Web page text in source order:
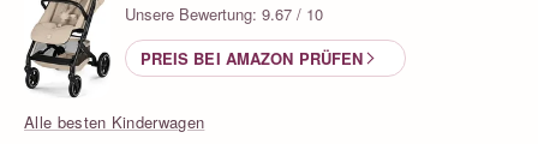
Unsere Bewertung: 9.67 / 10
PREIS BEI AMAZON PRÜFEN
Alle besten Kinderwagen